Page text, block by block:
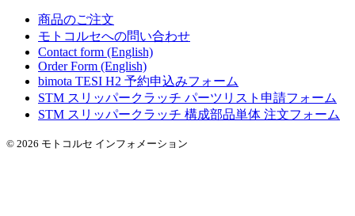
商品のご注文
モトコルセへの問い合わせ
Contact form (English)
Order Form (English)
bimota TESI H2 予約申込みフォーム
STM スリッパークラッチ パーツリスト申請フォーム
STM スリッパークラッチ 構成部品単体 注文フォーム
© 2026 モトコルセ インフォメーション